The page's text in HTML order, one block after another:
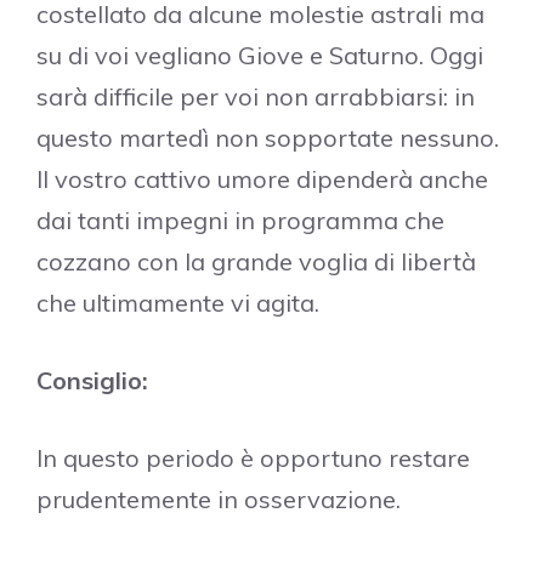
costellato da alcune molestie astrali ma
su di voi vegliano Giove e Saturno. Oggi
sarà difficile per voi non arrabbiarsi: in
questo martedì non sopportate nessuno.
Il vostro cattivo umore dipenderà anche
dai tanti impegni in programma che
cozzano con la grande voglia di libertà
che ultimamente vi agita.
Consiglio:
In questo periodo è opportuno restare
prudentemente in osservazione.